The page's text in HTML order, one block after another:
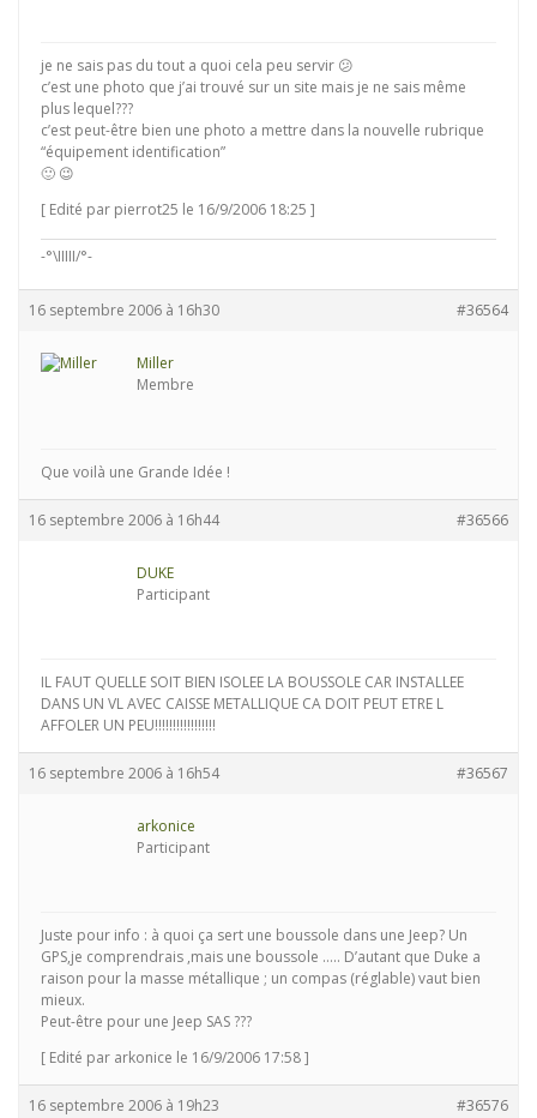
je ne sais pas du tout a quoi cela peu servir 😕
c’est une photo que j’ai trouvé sur un site mais je ne sais même
plus lequel???
c’est peut-être bien une photo a mettre dans la nouvelle rubrique
“équipement identification”
🙂 😉
[ Edité par pierrot25 le 16/9/2006 18:25 ]
-°\IIIII/°-
16 septembre 2006 à 16h30 #36564
Miller
Membre
Que voilà une Grande Idée !
16 septembre 2006 à 16h44 #36566
DUKE
Participant
IL FAUT QUELLE SOIT BIEN ISOLEE LA BOUSSOLE CAR INSTALLEE
DANS UN VL AVEC CAISSE METALLIQUE CA DOIT PEUT ETRE L
AFFOLER UN PEU!!!!!!!!!!!!!!!!!
16 septembre 2006 à 16h54 #36567
arkonice
Participant
Juste pour info : à quoi ça sert une boussole dans une Jeep? Un
GPS,je comprendrais ,mais une boussole ….. D’autant que Duke a
raison pour la masse métallique ; un compas (réglable) vaut bien
mieux.
Peut-être pour une Jeep SAS ???
[ Edité par arkonice le 16/9/2006 17:58 ]
16 septembre 2006 à 19h23 #36576